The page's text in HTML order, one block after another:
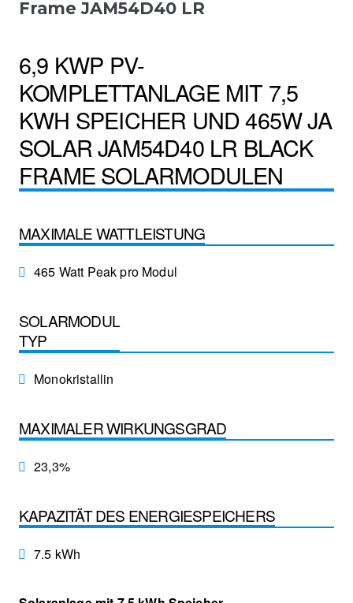
Frame JAM54D40 LR
6,9 KWP PV-
KOMPLETTANLAGE MIT 7,5
KWH SPEICHER UND 465W JA
SOLAR JAM54D40 LR BLACK
FRAME SOLARMODULEN
MAXIMALE WATTLEISTUNG
465 Watt Peak pro Modul
SOLARMODUL
TYP
Monokristallin
MAXIMALER WIRKUNGSGRAD
23,3%
KAPAZITÄT DES ENERGIESPEICHERS
7.5 kWh